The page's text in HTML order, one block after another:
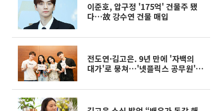
이준호, 압구정 '175억' 건물주 됐
다…故 강수연 건물 매입
전도연·김고은. 9년 만에 '자백의
대가'로 뭉쳐…'넷플릭스 공무원' 박